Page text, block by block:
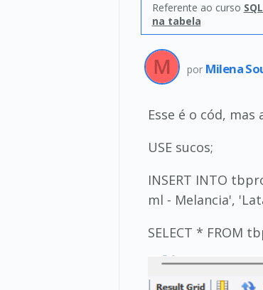
Referente ao curso
na tabela
por Milena
Esse é o cód,
USE sucos;
INSERT INTO
ml - Melancia',
SELECT * FROM